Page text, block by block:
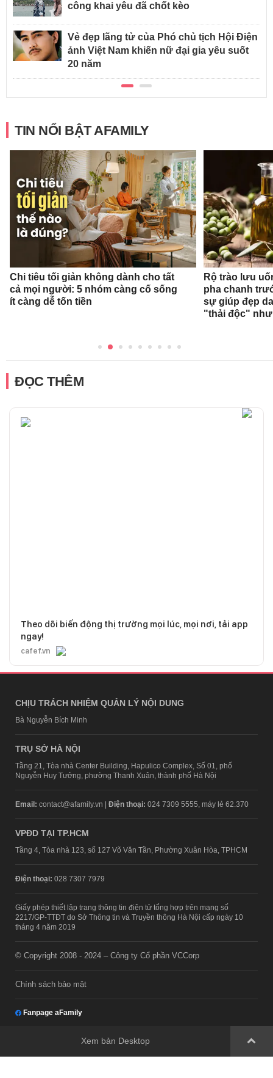
công khai yêu đã chốt kèo
Vẻ đẹp lãng tử của Phó chủ tịch Hội Điện
ảnh Việt Nam khiến nữ đại gia yêu suốt
20 năm
TIN NỔI BẬT AFAMILY
Chi tiêu tối giản không dành cho tất
cả mọi người: 5 nhóm càng cố sống
ít càng dễ tốn tiền
Rộ trào lưu
pha chanh
sự giúp đẹp
"thải độc"
ĐỌC THÊM
Theo dõi biến động thị trường mọi lúc, mọi nơi, tải app
ngay!
cafef.vn
CHỊU TRÁCH NHIỆM QUẢN LÝ NỘI DUNG
Bà Nguyễn Bích Minh
TRỤ SỞ HÀ NỘI
Tầng 21, Tòa nhà Center Building, Hapulico Complex, Số 01, phố
Nguyễn Huy Tưởng, phường Thanh Xuân, thành phố Hà Nội
Email: contact@afamily.vn | Điện thoại: 024 7309 5555, máy lẻ 62.370
VPĐD TẠI TP.HCM
Tầng 4, Tòa nhà 123, số 127 Võ Văn Tần, Phường Xuân Hòa, TPHCM
Điện thoại: 028 7307 7979
Giấy phép thiết lập trang thông tin điện tử tổng hợp trên mạng số
2217/GP-TTĐT do Sở Thông tin và Truyền thông Hà Nội cấp ngày 10
tháng 4 năm 2019
© Copyright 2008 - 2024 – Công ty Cổ phần VCCorp
Chính sách bảo mật
Fanpage aFamily
Xem bản Desktop